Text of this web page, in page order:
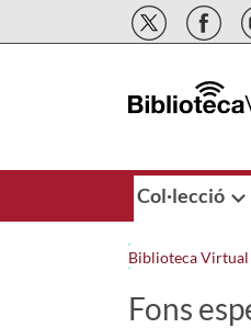
Salta al contingut principal
Col·lecció
Biblioteca Virtual
Fons